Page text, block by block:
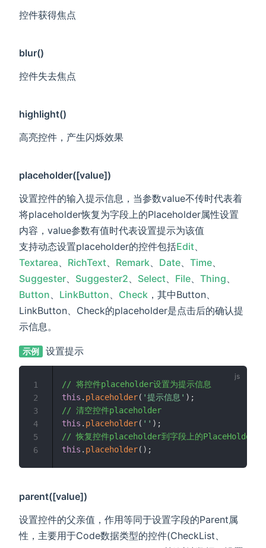
控件获得焦点
blur()
控件失去焦点
highlight()
高亮控件，产生闪烁效果
placeholder([value])
设置控件的输入提示信息，当参数value不传时代表着
将placeholder恢复为字段上的Placeholder属性设置
内容，value参数有值时代表设置提示为该值
支持动态设置placeholder的控件包括Edit
Textarea
RichText Remark Date Time
Suggester
Suggester2 Select File Thing
Button
LinkButton Check ，其中Button、
LinkButton、Check的placeholder是点击后的确认提
示信息。
示例 设置提示
// 将控件placeholder设置为提示信息
this . placeholder( '提示信息' ) ;
// 清空控件placeholder
this . placeholder( '' ) ;
// 恢复控件placeholder到字段上的PlaceHolder静
this . placeholder( ) ;
1
2
3
4
5
6
parent([value])
设置控件的父亲值，作用等同于设置字段的Parent属
性，主要用于Code数据类型的控件(CheckList、